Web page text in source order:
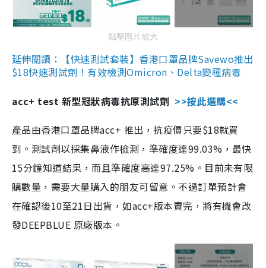
點擊圖片放大
延伸閱讀：【快速測試套裝】香港口罩品牌Savewo推出
$18快速測試劑！有效檢測Omicron、Delta變種病毒
acc+ test 新型冠狀病毒抗原測試劑 >>按此選購<<
產品由香港口罩品牌acc+ 推出，抗疫價只要$18就買
到。測試劑以採集鼻液作檢測，準確度達99.03%，最快
15分鐘知道結果，而且準確度高達97.25%。目前未有限
購數量，需要大量購入的朋友可留意。不過訂單預計會
在確認後10至21日出貨，如acc+版本賣完，將有機會改
發DEEPBLUE 原廠版本。